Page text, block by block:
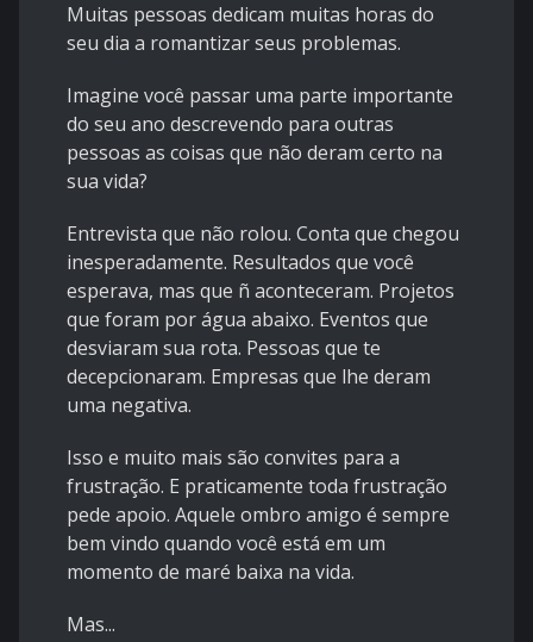
Muitas pessoas dedicam muitas horas do
seu dia a romantizar seus problemas.
Imagine você passar uma parte importante
do seu ano descrevendo para outras
pessoas as coisas que não deram certo na
sua vida?
Entrevista que não rolou. Conta que chegou
inesperadamente. Resultados que você
esperava, mas que ñ aconteceram. Projetos
que foram por água abaixo. Eventos que
desviaram sua rota. Pessoas que te
decepcionaram. Empresas que lhe deram
uma negativa.
Isso e muito mais são convites para a
frustração. E praticamente toda frustração
pede apoio. Aquele ombro amigo é sempre
bem vindo quando você está em um
momento de maré baixa na vida.
Mas...